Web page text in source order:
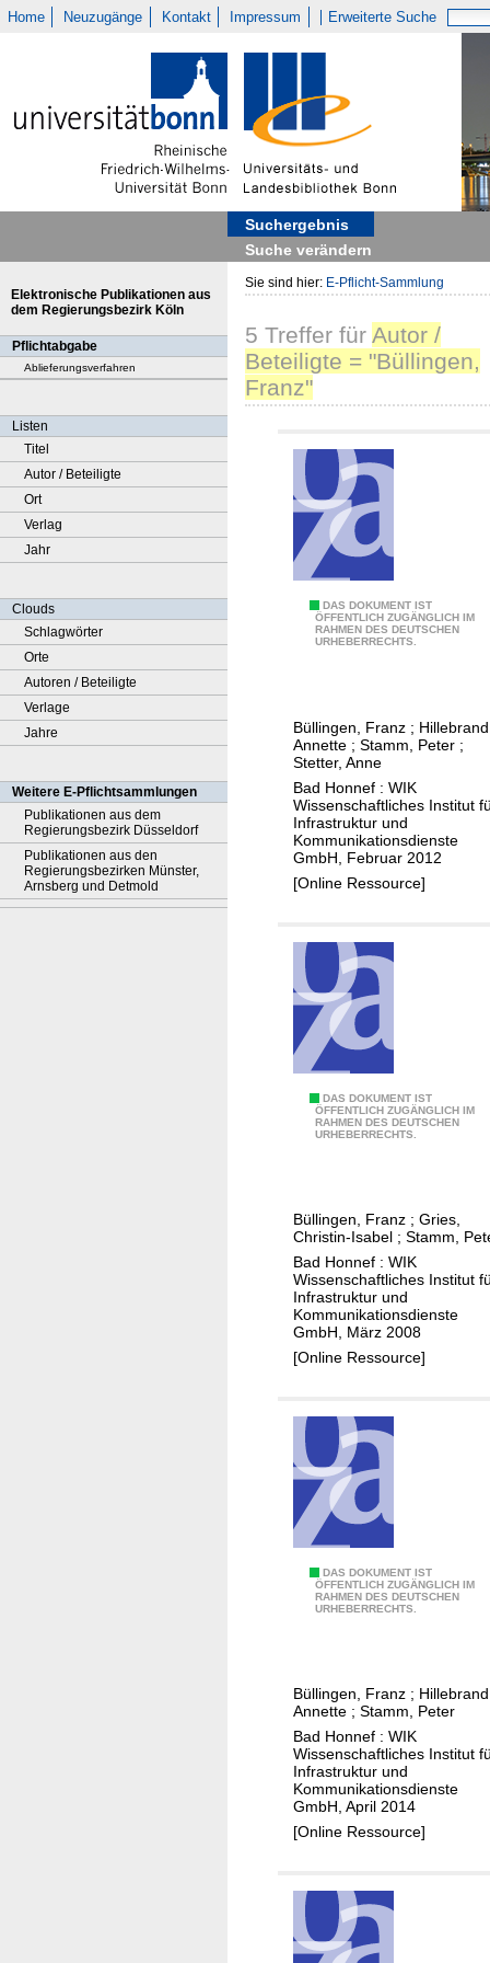
Home Neuzugänge Kontakt Impressum Erweiterte Suche
Suchergebnis
Suche verändern
Elektronische Publikationen aus
dem Regierungsbezirk Köln
Pflichtabgabe
Ablieferungsverfahren
Listen
Titel
Autor / Beteiligte
Ort
Verlag
Jahr
Clouds
Schlagwörter
Orte
Autoren / Beteiligte
Verlage
Jahre
Weitere E-Pflichtsammlungen
Publikationen aus dem
Regierungsbezirk Düsseldorf
Publikationen aus den
Regierungsbezirken Münster,
Arnsberg und Detmold
Sie sind hier: E-Pflicht-Sammlung
5 Treffer für Autor /
Beteiligte = "Büllingen,
Franz"
DAS DOKUMENT IST
ÖFFENTLICH ZUGÄNGLICH IM
RAHMEN DES DEUTSCHEN
URHEBERRECHTS.
s
e
d
e
r
K
a
e
b
a
d
i
h
r
e
r
M
g
a
i
o
a
t
e
g
i
e
n
u
d
Büllingen, Franz ;
Annette ; Stamm, Peter ;
Stetter, Anne
Bad Honnef : WIK
Wissenschaftliches Institut
Infrastruktur und
Kommunikationsdienste
GmbH, Februar 2012
[Online Ressource]
DAS DOKUMENT IST
ÖFFENTLICH ZUGÄNGLICH IM
RAHMEN DES DEUTSCHEN
URHEBERRECHTS.
G
ä
f
t
s
m
o
l
e
u
n
e
l
l
e
E
n
t
i
k
Büllingen, Franz ; Gries,
Christin-Isabel ; Stamm,
Bad Honnef : WIK
Wissenschaftliches Institut
Infrastruktur und
Kommunikationsdienste
GmbH, März 2008
[Online Ressource]
DAS DOKUMENT IST
ÖFFENTLICH ZUGÄNGLICH IM
RAHMEN DES DEUTSCHEN
URHEBERRECHTS.
r
k
t
e
n
t
k
l
Büllingen, Franz ;
Annette ; Stamm, Peter
Bad Honnef : WIK
Wissenschaftliches Institut
Infrastruktur und
Kommunikationsdienste
GmbH, April 2014
[Online Ressource]